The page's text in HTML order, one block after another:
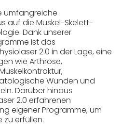
umfangreiche
auf die Muskel-Skelett-
Dank unserer
ist das
2.0 in der Lage, eine
wie Arthrose,
Wunden und
Darüber hinaus
2.0 erfahrenen
eigener Programme, um
zu erfüllen.